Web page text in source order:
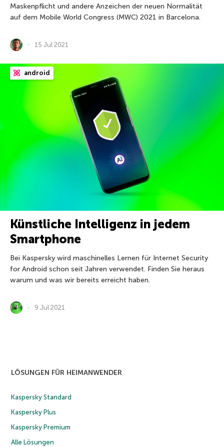
Maskenpflicht und andere Anzeichen der neuen Normalität
auf dem Mobile World Congress (MWC) 2021 in Barcelona.
15 Jul 2021
android
Künstliche Intelligenz in jedem
Smartphone
Bei Kaspersky wird maschinelles Lernen für Internet Security
for Android schon seit Jahren verwendet. Finden Sie heraus
warum und was wir bereits erreicht haben.
9 Jul 2021
LÖSUNGEN FÜR HEIMANWENDER
Kaspersky Standard
Kaspersky Plus
Kaspersky Premium
Alle Lösungen